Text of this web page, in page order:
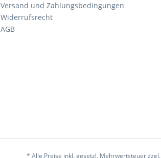
Versand und Zahlungsbedingungen
Widerrufsrecht
AGB
* Alle Preise inkl. gesetzl. Mehrwertsteuer zzgl.